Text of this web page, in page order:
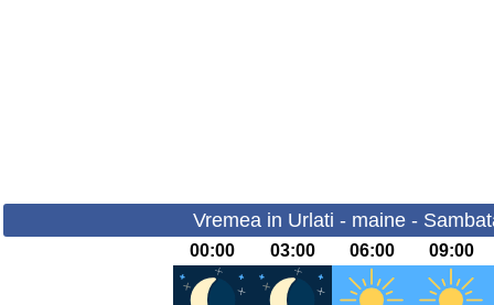
Vremea in Urlati - maine -
00:00 03:00 06:00 09:00